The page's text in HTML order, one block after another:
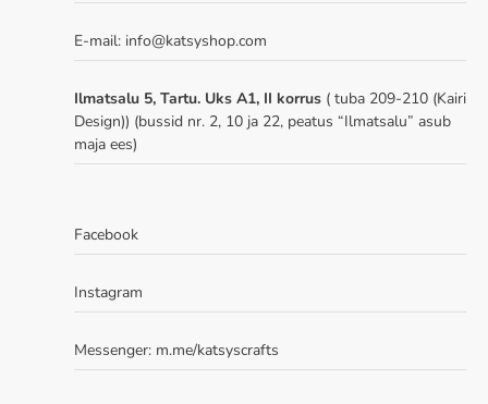
E-mail: info@katsyshop.com
Ilmatsalu 5, Tartu. Uks A1, II korrus ( tuba 209-210 (Kairi
Design)) (bussid nr. 2, 10 ja 22, peatus “Ilmatsalu” asub
maja ees)
Facebook
Instagram
Messenger: m.me/katsyscrafts